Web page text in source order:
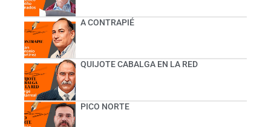
A CONTRAPIÉ
QUIJOTE CABALGA EN LA RED
PICO NORTE